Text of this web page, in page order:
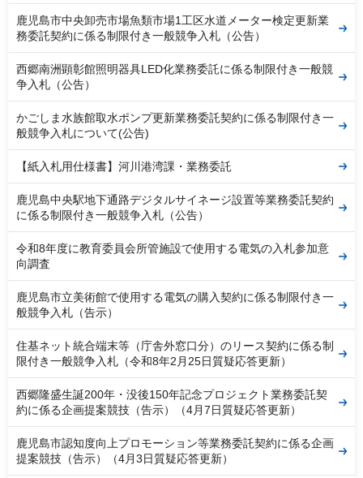
鹿児島市中央卸売市場魚類市場1工区水道メーター検定更新業
務委託契約に係る制限付き一般競争入札（公告）
西郷南洲顕彰館照明器具LED化業務委託に係る制限付き一般競
争入札（公告）
かごしま水族館取水ポンプ更新業務委託契約に係る制限付き一
般競争入札について(公告)
【紙入札用仕様書】河川港湾課・業務委託
鹿児島中央駅地下通路デジタルサイネージ設置等業務委託契約
に係る制限付き一般競争入札（公告）
令和8年度に教育委員会所管施設で使用する電気の入札参加意
向調査
鹿児島市立美術館で使用する電気の購入契約に係る制限付き一
般競争入札（告示）
住基ネット統合端末等（庁舎外窓口分）のリース契約に係る制
限付き一般競争入札（令和8年2月25日質疑応答更新）
西郷隆盛生誕200年・没後150年記念プロジェクト業務委託契
約に係る企画提案競技（告示）（4月7日質疑応答更新）
鹿児島市認知度向上プロモーション等業務委託契約に係る企画
提案競技（告示）（4月3日質疑応答更新）